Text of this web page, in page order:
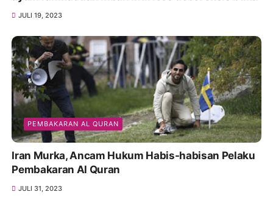
JULI 19, 2023
PEMBAKARAN AL QURAN
Iran Murka, Ancam Hukum Habis-habisan Pelaku
Pembakaran Al Quran
JULI 31, 2023